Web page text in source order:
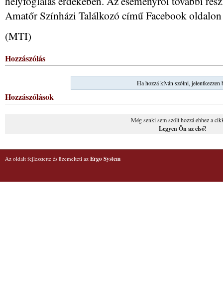
Amatőr Színházi Találkozó című Facebook
(MTI)
Hozzászólás
Ha hozzá kíván szólni, jelentkezzen
Hozzászólások
Még senki sem szólt hozzá ehhez a
Legyen Ön az első!
Az oldalt fejlesztette és üzemelteti az Ergo System